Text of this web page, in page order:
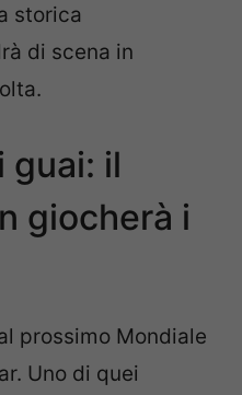
storica
di scena in
guai: il
giocherà i
prossimo Mondiale
Uno di quei